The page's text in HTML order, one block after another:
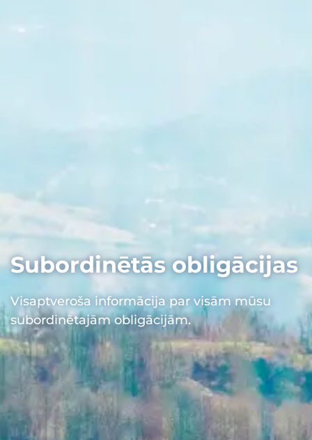
Subordinētās obligācijas
Visaptveroša informācija par visām mūsu
subordinētajām obligācijām.